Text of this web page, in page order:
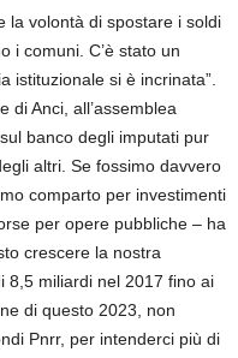
la volontà di spostare i soldi
i comuni. C’è stato un
istituzionale si è incrinata”.
di Anci, all’assemblea
banco degli imputati pur
altri. Se fossimo davvero
comparto per investimenti
per opere pubbliche – ha
crescere la nostra
8,5 miliardi nel 2017 fino ai
di questo 2023, non
Pnrr, per intenderci più di